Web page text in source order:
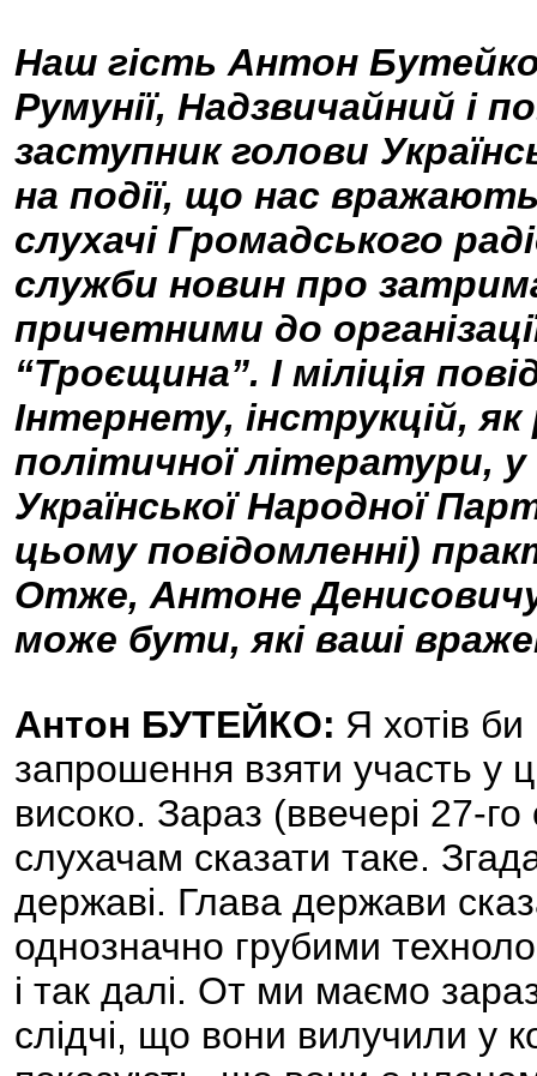
Наш гість Антон Бутейко
Румунії, Надзвичайний і
заступник голови
на події, що нас
слухачі Громадського
служби новин про
причетними до
“Троєщина”. І міліція
Інтернету, інструкцій,
політичної літератури,
Української Народної
цьому повідомленні)
Отже, Антоне
може бути, які ваші
Антон БУТЕЙКО: Я хотів
запрошення взяти участь у
високо. Зараз (ввечері 27-
слухачам сказати таке.
державі. Глава держави
однозначно грубими
і так далі. От ми маємо
слідчі, що вони вилучили у